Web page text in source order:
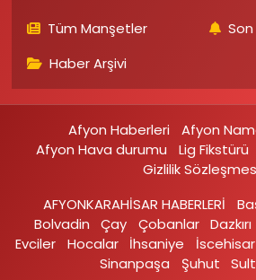
Tüm Manşetler
Haber Arşivi
Afyon Haberleri
Afyon
Afyon Hava durumu
Lig Fikstürü
Gizlilik
AFYONKARAHİSAR HABERLERİ
Bolvadin
Çay Çobanlar Dazkırı
Evciler‎
Hocalar İhsaniye‎ İscehisar
Sinanpaşa
Şuhut